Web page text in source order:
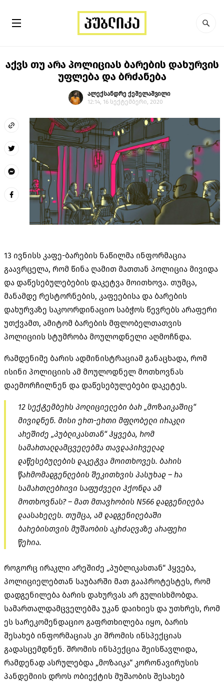
აქვს თუ არა პოლიციას ბარების დახურვის
უფლება და ბრძანება
ალექსანდრე ქეშელაშვილი
12:14, 16 სექტემბერი, 2020
13 ივნისს კაფე-ბარების ნაწილმა ინფორმაცია
გაავრცელა, რომ წინა ღამით მათთან პოლიცია მივიდა
და დაწესებულებების დაკეტვა მოითხოვა. თუმცა,
მანამდე რესტორნების, კაფეებისა და ბარების
დახურვაზე საკოორდინაციო საბჭოს წევრებს არაფერი
უთქვამთ, ამიტომ ბარების მფლობელთათვის
პოლიციის სტუმრობა მოულოდნელი აღმოჩნდა.
რამდენიმე ბარის ადმინისტრაციამ განაცხადა, რომ
ისინი პოლიციის ამ მოულოდნელ მოთხოვნას
დაემორჩილნენ და დაწესებულებები დაკეტეს.
12 სექტემბერს პოლიციელები ბარ „მოზაიკაშიც“
მივიდნენ. მისი ერთ-ერთი მფლობელი ირაკლი
არეშიძე „პუბლიკასთან“ ჰყვება, რომ
სამართალდამცველებმა თავდაპირველად
დაწესებულების დაკეტვა მოითხოვეს. ბარის
წარმომადგენლების შეკითხვის პასუხად – რა
სამართლებრივი საფუძველი ჰქონდა ამ
მოთხოვნას? – მათ მთავრობის N566 დადგენილება
დაასახელეს. თუმცა, ამ დადგენილებაში
ბარებისთვის მუშაობის აკრძალვაზე არაფერი
წერია.
როგორც ირაკლი არეშიძე „პუბლიკასთან“ ჰყვება,
პოლიციელებთან საუბარში მათ გააპროტესტეს, რომ
დადგენილება ბარის დახურვას არ გულისხმობდა.
სამართალდამცველებმა უკან დაიხიეს და უთხრეს, რომ
ეს სარეკომენდაციო გაფრთხილება იყო, ბარის
შესახებ ინფორმაციას კი შრომის ინსპექციას
გადასცემდნენ. შრომის ინსპექცია შეისწავლიდა,
რამდენად ასრულებდა „მოზაიკა“ კორონავირუსის
პანდემიის დროს ობიექტის მუშაობის შესახებ